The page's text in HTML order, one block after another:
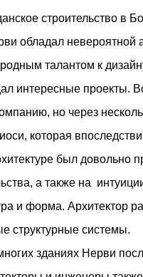
строительство в
обладал невероятной
талантом к
интересные проекты.
но через
которая
был довольно
а также на
и форма. Архитектор
структурные системы.
зданиях Нерви